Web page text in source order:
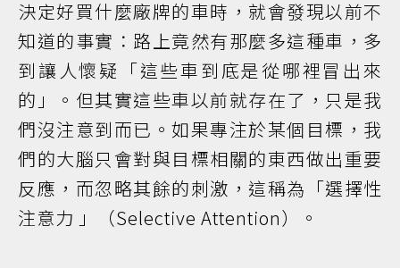
決定好買什麼廠牌的車時，就會發現以前不
知道的事實：路上竟然有那麼多這種車，多
到讓人懷疑「這些車到底是從哪裡冒出來
的」。但其實這些車以前就存在了，只是我
們沒注意到而已。如果專注於某個目標，我
們的大腦只會對與目標相關的東西做出重要
反應，而忽略其餘的刺激，這稱為「選擇性
注意力 」（Selective Attention）。